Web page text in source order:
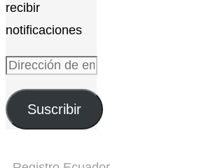
recibir
notificaciones
Dirección
de
emailSuscribir